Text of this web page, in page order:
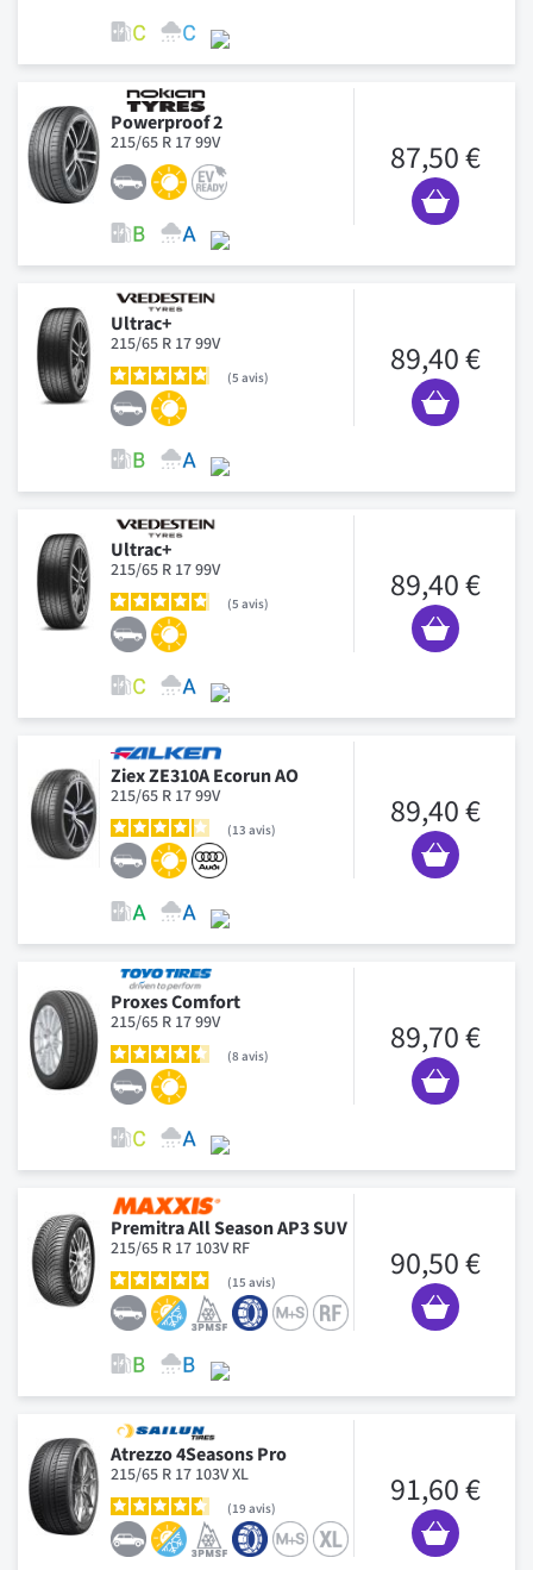
Powerproof 2
215/65 R 17 99V 87,50 €
Ultrac+
215/65 R 17 99V
5 avis 89,40 €
Ultrac+
215/65 R 17 99V
5 avis 89,40 €
Ziex ZE310A Ecorun AO
215/65 R 17 99V
13 avis 89,40 €
Proxes Comfort
215/65 R 17 99V
8 avis 89,70 €
Premitra All Season AP3 SUV
215/65 R 17 103V RF
15 avis 90,50 €
Atrezzo 4Seasons Pro
215/65 R 17 103V XL
19 avis 91,60 €